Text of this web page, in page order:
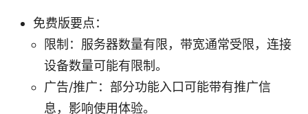
免费版要点：
限制：服务器数量有限，带宽通常受限，连接
设备数量可能有限制。
广告/推广：部分功能入口可能带有推广信
息，影响使用体验。